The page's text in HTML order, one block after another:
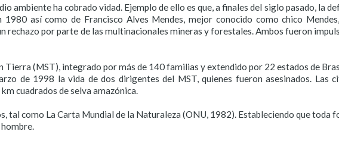
ambiente ha cobrado vidad. Ejemplo de ello es que, a finales del siglo pasado, la
así como de Francisco Alves Mendes, mejor conocido como chico
rechazo por parte de las multinacionales mineras y forestales. Ambos fueron
(MST), integrado por más de 140 familias y extendido por 22 estados de
de 1998 la vida de dos dirigentes del MST, quienes fueron asesinados. Las
cuadrados de selva amazónica.
tal como La Carta Mundial de la Naturaleza (ONU, 1982). Estableciendo que toda